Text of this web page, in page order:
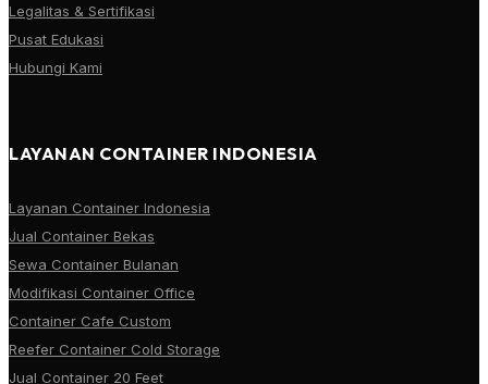
Legalitas & Sertifikasi
Pusat Edukasi
Hubungi Kami
LAYANAN CONTAINER INDONESIA
Layanan Container Indonesia
Jual Container Bekas
Sewa Container Bulanan
Modifikasi Container Office
Container Cafe Custom
Reefer Container Cold Storage
Jual Container 20 Feet